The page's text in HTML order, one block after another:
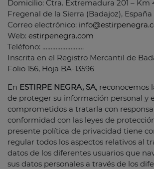
Domicilio: Ctra. Extremadura 201 – Km
Fregenal de la Sierra (Badajoz), España
Correo electrónico:
Web: estirpenegra.com
Teléfono: …………………….
Inscrita en el Registro Mercantil de
Folio 156, Hoja BA-13596
En ESTIRPE NEGRA, SA, reconocemos
de proteger su información personal y
comprometidos a tratarla con
conformidad con las leyes de
presente política de privacidad tiene
regular todos los aspectos relativos al
datos de los diferentes usuarios que
sus datos personales a través de los